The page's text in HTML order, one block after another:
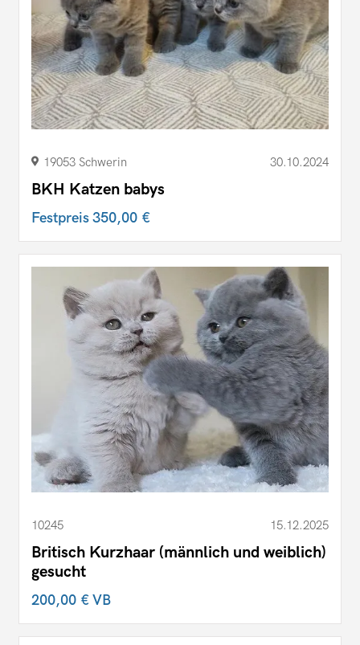
19053 Schwerin 30.10.2024
BKH Katzen babys
Festpreis350,00 €
10245 15.12.2025
Britisch Kurzhaar (männlich und weiblich)
gesucht
200,00 €VB